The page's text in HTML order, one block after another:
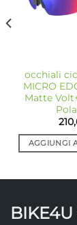
occhiali
MICRO
Matte
AGGIUNGI
BIKE4U